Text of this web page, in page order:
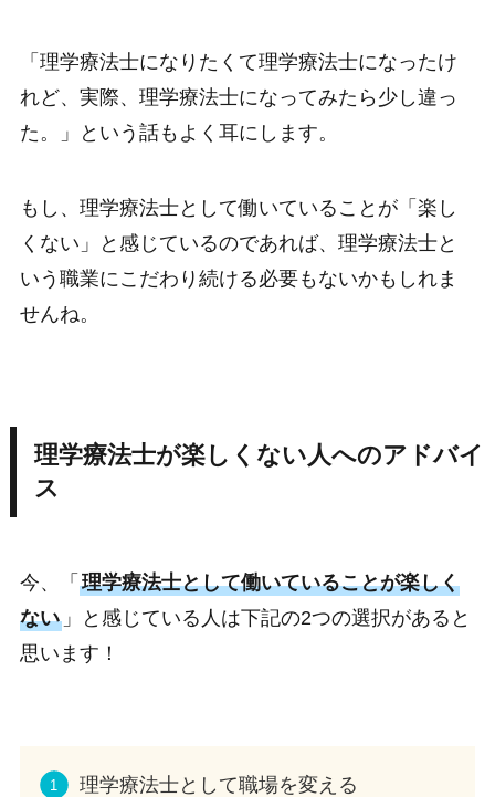
「理学療法士になりたくて理学療法士になったけ
れど、実際、理学療法士になってみたら少し違っ
た。」という話もよく耳にします。
もし、理学療法士として働いていることが「楽し
くない」と感じているのであれば、理学療法士と
いう職業にこだわり続ける必要もないかもしれま
せんね。
理学療法士が楽しくない人へのアドバイ
ス
今、「 理学療法士として働いていることが楽しく
ない」と感じている人は下記の2つの選択があると
思います！
理学療法士として職場を変える